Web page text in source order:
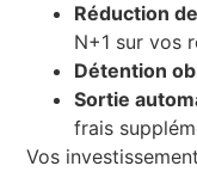
Réduction
N+1 sur vos
Détention
Sortie
frais
Vos